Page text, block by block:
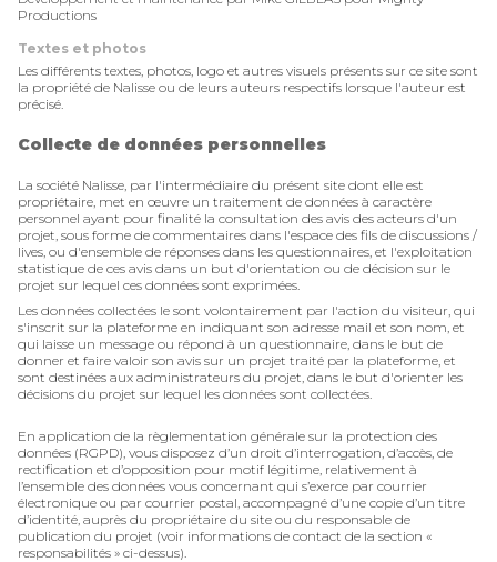
Productions
Textes et photos
Les différents textes, photos, logo et autres visuels présents sur ce site sont
la propriété de Nalisse ou de leurs auteurs respectifs lorsque l'auteur est
précisé.
Collecte de données personnelles
La société Nalisse, par l'intermédiaire du présent site dont elle est
propriétaire, met en œuvre un traitement de données à caractère
personnel ayant pour finalité la consultation des avis des acteurs d'un
projet, sous forme de commentaires dans l'espace des fils de discussions /
lives, ou d'ensemble de réponses dans les questionnaires, et l'exploitation
statistique de ces avis dans un but d'orientation ou de décision sur le
projet sur lequel ces données sont exprimées.
Les données collectées le sont volontairement par l'action du visiteur, qui
s'inscrit sur la plateforme en indiquant son adresse mail et son nom, et
qui laisse un message ou répond à un questionnaire, dans le but de
donner et faire valoir son avis sur un projet traité par la plateforme, et
sont destinées aux administrateurs du projet, dans le but d'orienter les
décisions du projet sur lequel les données sont collectées.
En application de la règlementation générale sur la protection des
données (RGPD), vous disposez d’un droit d’interrogation, d’accès, de
rectification et d’opposition pour motif légitime, relativement à
l’ensemble des données vous concernant qui s’exerce par courrier
électronique ou par courrier postal, accompagné d’une copie d’un titre
d’identité, auprès du propriétaire du site ou du responsable de
publication du projet (voir informations de contact de la section «
responsabilités » ci-dessus).